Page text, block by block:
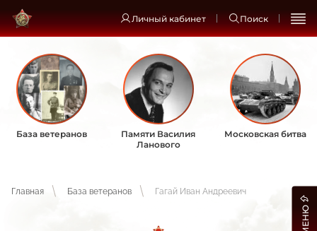
Личный кабинет Поиск
База ветеранов
Памяти Василия
Ланового
Московская битва
Главная База ветеранов Гагай Иван Андреевич
МЕНЮ